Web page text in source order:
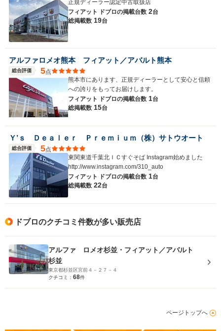
正規ディーラー認定中古取扱店
フィアット ドブロの掲載台数 2台
総掲載数 19台
アルファロメオ熊本 フィアット／アバルト熊本
総合評価 5点
熊本市にあります、正規ディーラーとして安心と信頼
への誇りをもってお届けします。
フィアット ドブロの掲載台数 1台
総掲載数 15台
Ｙ’ｓ Ｄｅａｌｅｒ Ｐｒｅｍｉｕｍ（株）サトウオート
総合評価 5点
東関東道千葉北ＩＣすぐそば Instagram始めました
http://www.instagram.com/310_auto
フィアット ドブロの掲載台数 1台
総掲載数 22台
ドブロのクチコミ件数が多い販売店
アルファ ロメオ杉並・フィアット／アバルト
杉並
東京都杉並区宮前４－２７－４
クチコミ： 68件
ページトップへ